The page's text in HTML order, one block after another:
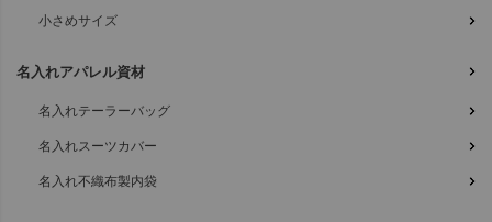
小さめサイズ
名入れアパレル資材
名入れテーラーバッグ
名入れスーツカバー
名入れ不織布製内袋